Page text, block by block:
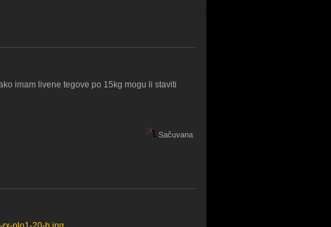
imam livene tegove po 15kg mogu li staviti
Sačuvana